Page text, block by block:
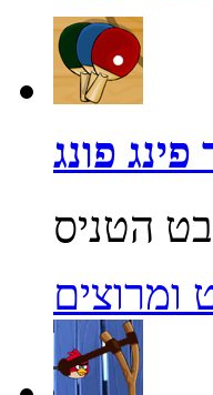
פונג
ומרוצים